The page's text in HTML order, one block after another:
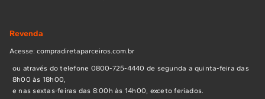
Revenda
Acesse: compradiretaparceiros.com.br
ou através do telefone 0800-725-4440 de segunda a quinta-feira das
8h00 às 18h00,
e nas sextas-feiras das 8:00h às 14h00, exceto feriados.